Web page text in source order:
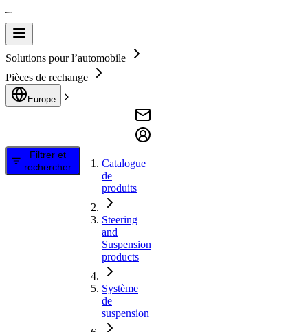
Solutions pour l’automobile
Pièces de rechange
Europe
Filtrer et
rechercher
Catalogue
de
produits
Steering
and
Suspension
products
Système
de
suspension